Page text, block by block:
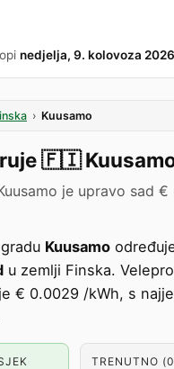
nedjelja, 9. kolovoza
› Kuusamo
🇫🇮
je upravo sad €
Kuusamo
u zemlji Finska.
€ 0.0029 /kWh, s
TRENUTNO